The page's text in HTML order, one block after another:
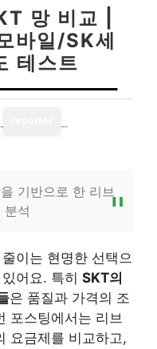
망 비교 |
바일/SK세
테스트
기반으로 한 리브
분석
이는 현명한 선택으
어요. 특히 SKT의
은 품질과 가격의 조
포스팅에서는 리브
요금제를 비교하고,